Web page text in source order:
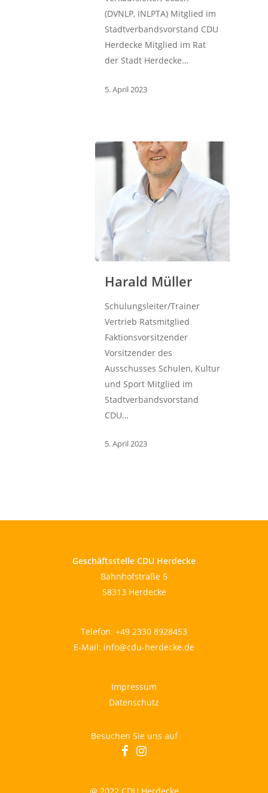
(DVNLP, INLPTA) Mitglied im
Stadtverbandsvorstand CDU
Herdecke Mitglied im Rat
der Stadt Herdecke…
5. April 2023
Harald Müller
Schulungsleiter/Trainer
Vertrieb Ratsmitglied
Faktionsvorsitzender
Vorsitzender des
Ausschusses Schulen, Kultur
und Sport Mitglied im
Stadtverbandsvorstand
CDU…
5. April 2023
Geschäftsstelle CDU Herdecke
Bahnhofstraße 5
58313 Herdecke
Telefon: +49 2330 8928453
E-Mail: info@cdu-herdecke.de
Impressum
Datenschutz
Besuchen Sie uns auf
facebookinstagram